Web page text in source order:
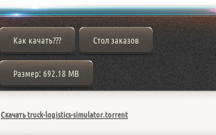
Как качать??? Стол заказов
Размер: 692.18 MB
Скачать truck-logistics-simulator.torrent